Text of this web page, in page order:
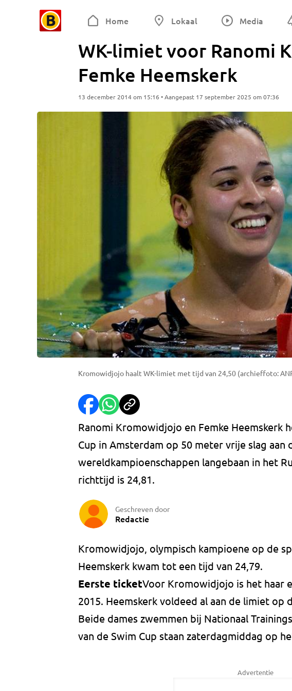
Home Lokaal Media
WK-limiet voor Ranomi
Femke Heemskerk
13 december 2014 om 15:16 • Aangepast 17 september 2025 om 07:36
Kromowidjojo haalt WK-limiet met tijd van 24,50 (archieffoto:
Ranomi Kromowidjojo en Femke Heemskerk
Cup in Amsterdam op 50 meter vrije slag
wereldkampioenschappen langebaan in het
richttijd is 24,81.
Geschreven door
Redactie
Kromowidjojo, olympisch kampioene op de
Heemskerk kwam tot een tijd van 24,79.
Eerste ticketVoor Kromowidjojo is het haar
2015. Heemskerk voldeed al aan de limiet op
Beide dames zwemmen bij Nationaal
van de Swim Cup staan zaterdagmiddag op
Advertentie